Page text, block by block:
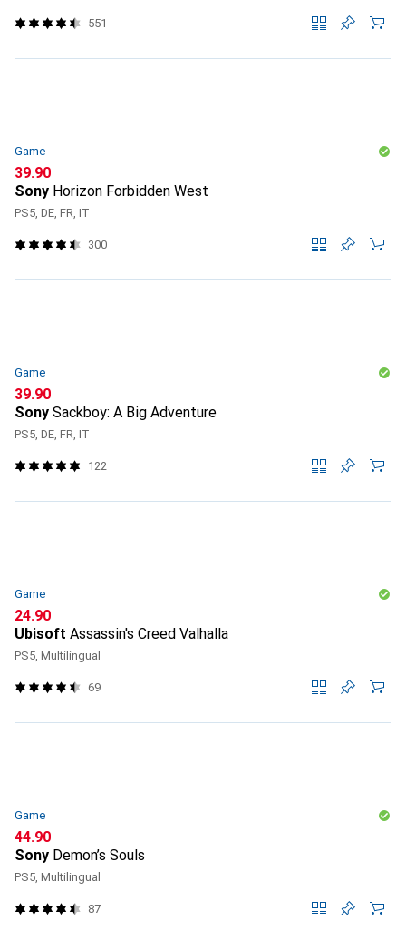
551
Game
CHF
39.90
Sony Horizon Forbidden West
PS5, DE, FR, IT
300
Game
CHF
39.90
Sony Sackboy: A Big Adventure
PS5, DE, FR, IT
122
Game
CHF
24.90
Ubisoft Assassin's Creed Valhalla
PS5, Multilingual
69
Game
CHF
44.90
Sony Demon’s Souls
PS5, Multilingual
87